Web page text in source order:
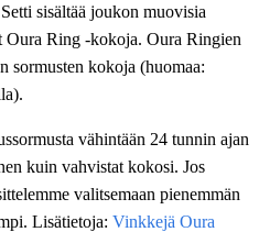
sisältää joukon muovisia
Oura Ring -kokoja. Oura Ringien
sormusten kokoja (huomaa:
vähintään 24 tunnin ajan
kuin vahvistat kokosi. Jos
valitsemaan pienemmän
Lisätietoja: Vinkkejä Oura